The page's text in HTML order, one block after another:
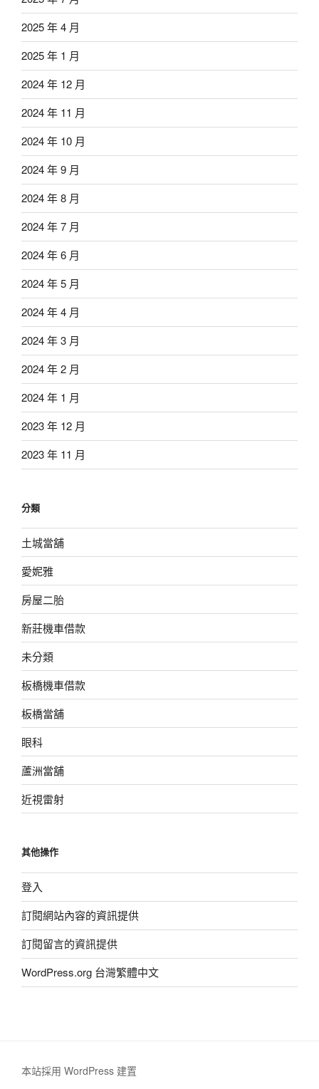
2025 年 4 月
2025 年 1 月
2024 年 12 月
2024 年 11 月
2024 年 10 月
2024 年 9 月
2024 年 8 月
2024 年 7 月
2024 年 6 月
2024 年 5 月
2024 年 4 月
2024 年 3 月
2024 年 2 月
2024 年 1 月
2023 年 12 月
2023 年 11 月
分類
土城當舖
愛妮雅
房屋二胎
新莊機車借款
未分類
板橋機車借款
板橋當舖
眼科
蘆洲當舖
近視雷射
其他操作
登入
訂閱網站內容的資訊提供
訂閱留言的資訊提供
WordPress.org 台灣繁體中文
本站採用 WordPress 建置